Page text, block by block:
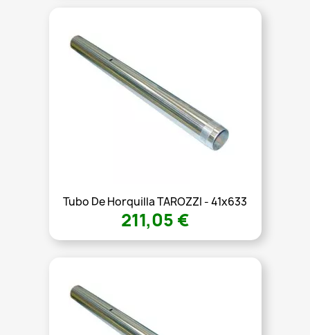
Tubo De Horquilla TAROZZI - 41x633
211,05 €